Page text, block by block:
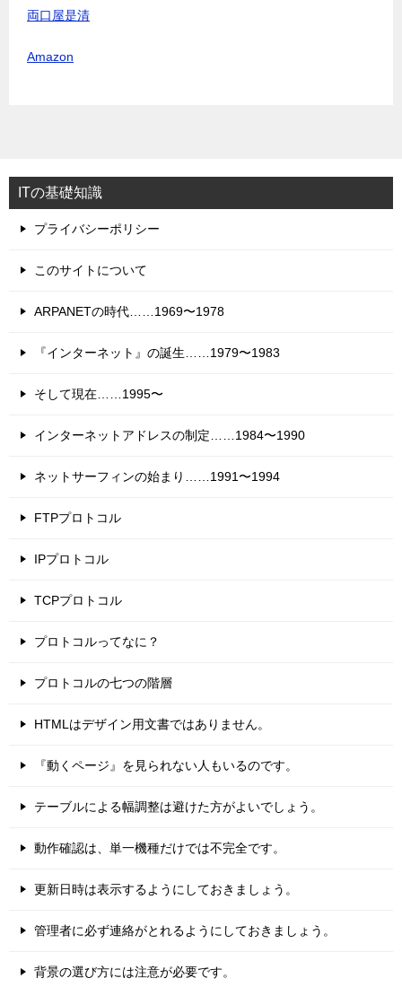
両口屋是清
Amazon
ITの基礎知識
プライバシーポリシー
このサイトについて
ARPANETの時代……1969〜1978
『インターネット』の誕生……1979〜1983
そして現在……1995〜
インターネットアドレスの制定……1984〜1990
ネットサーフィンの始まり……1991〜1994
FTPプロトコル
IPプロトコル
TCPプロトコル
プロトコルってなに？
プロトコルの七つの階層
HTMLはデザイン用文書ではありません。
『動くページ』を見られない人もいるのです。
テーブルによる幅調整は避けた方がよいでしょう。
動作確認は、単一機種だけでは不完全です。
更新日時は表示するようにしておきましょう。
管理者に必ず連絡がとれるようにしておきましょう。
背景の選び方には注意が必要です。